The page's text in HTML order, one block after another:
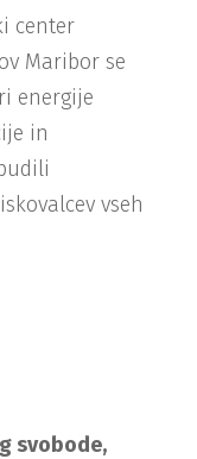
center
Maribor se
energije
in
vseh
svobode,